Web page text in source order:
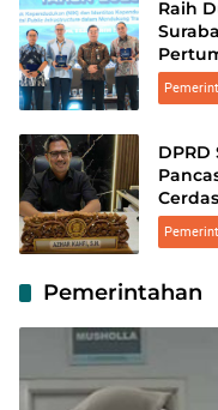
Raih
Cerdas
Pemerintahan